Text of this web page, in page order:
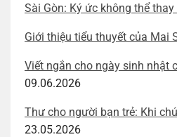
Sài Gòn: Ký ức không thể thay
Giới thiệu tiểu thuyết của Mai
Viết ngắn cho ngày sinh nhật
09.06.2026
Thư cho người bạn trẻ: Khi
23.05.2026